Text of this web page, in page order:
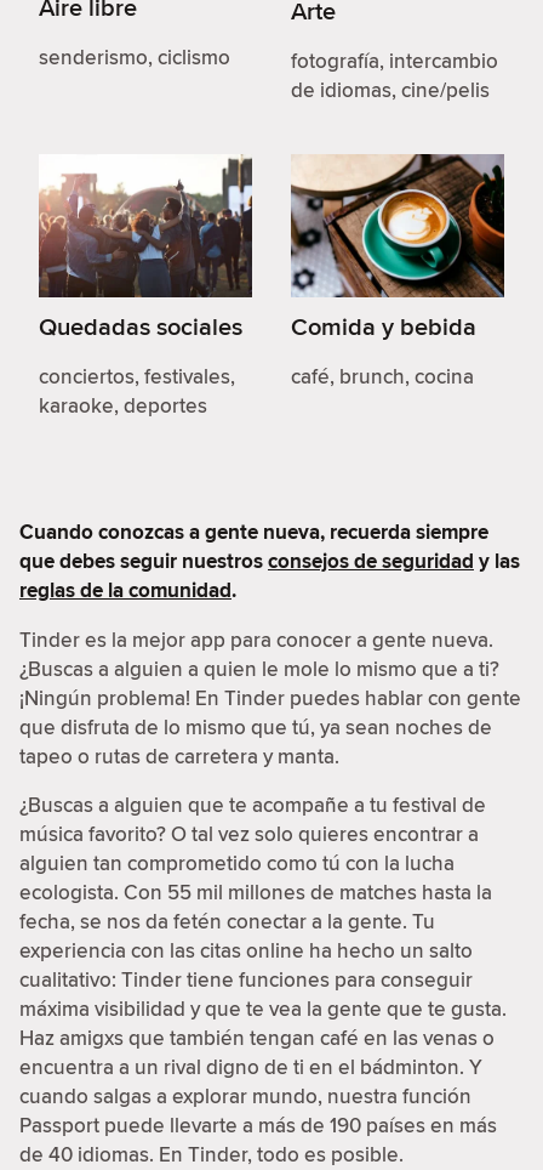
Aire libre
senderismo, ciclismo
Arte
fotografía, intercambio
de idiomas, cine/pelis
Quedadas sociales
conciertos, festivales,
karaoke, deportes
Comida y bebida
café, brunch, cocina
Cuando conozcas a gente nueva, recuerda siempre
que debes seguir nuestrosconsejos de seguridad y las
reglas de la comunidad.
Tinder es la mejor app para conocer a gente nueva.
¿Buscas a alguien a quien le mole lo mismo que a ti?
¡Ningún problema! En Tinder puedes hablar con gente
que disfruta de lo mismo que tú, ya sean noches de
tapeo o rutas de carretera y manta.
¿Buscas a alguien que te acompañe a tu festival de
música favorito? O tal vez solo quieres encontrar a
alguien tan comprometido como tú con la lucha
ecologista. Con 55 mil millones de matches hasta la
fecha, se nos da fetén conectar a la gente. Tu
experiencia con las citas online ha hecho un salto
cualitativo: Tinder tiene funciones para conseguir
máxima visibilidad y que te vea la gente que te gusta.
Haz amigxs que también tengan café en las venas o
encuentra a un rival digno de ti en el bádminton. Y
cuando salgas a explorar mundo, nuestra función
Passport puede llevarte a más de 190 países en más
de 40 idiomas. En Tinder, todo es posible.